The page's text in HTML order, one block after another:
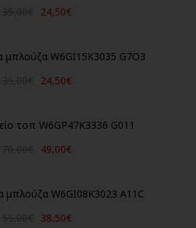
24,50€
μπλούζα W6GI15K3035 G7O3
24,50€
τοπ W6GP47K3336 G011
49,00€
μπλούζα W6GI08K3023 A11C
38,50€